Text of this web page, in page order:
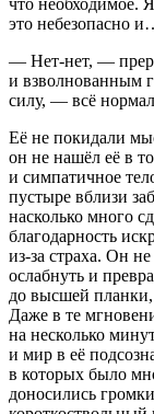
это небезопасно
— Нет-нет, —
и взволнованным
силу, — всё
Её не покидали
он не нашёл её в
и симпатичное
пустыре вблизи
насколько много
благодарность
из-за страха. Он
ослабнуть и
до высшей планки,
Даже в те
на несколько
и мир в её
в которых было
доносились